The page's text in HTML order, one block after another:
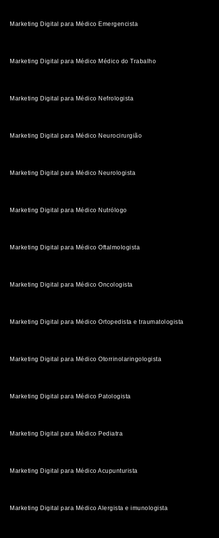
Marketing Digital para Médico Emergencista
Marketing Digital para Médico Médico do Trabalho
Marketing Digital para Médico Nefrologista
Marketing Digital para Médico Neurocirurgião
Marketing Digital para Médico Neurologista
Marketing Digital para Médico Nutrólogo
Marketing Digital para Médico Oftalmologista
Marketing Digital para Médico Oncologista
Marketing Digital para Médico Ortopedista e traumatologista
Marketing Digital para Médico Otorrinolaringologista
Marketing Digital para Médico Patologista
Marketing Digital para Médico Pediatra
Marketing Digital para Médico Acupunturista
Marketing Digital para Médico Alergista e imunologista